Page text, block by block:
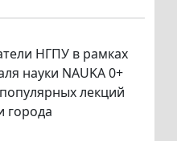
НГПУ в рамках
науки NAUKA 0+
лекций
города